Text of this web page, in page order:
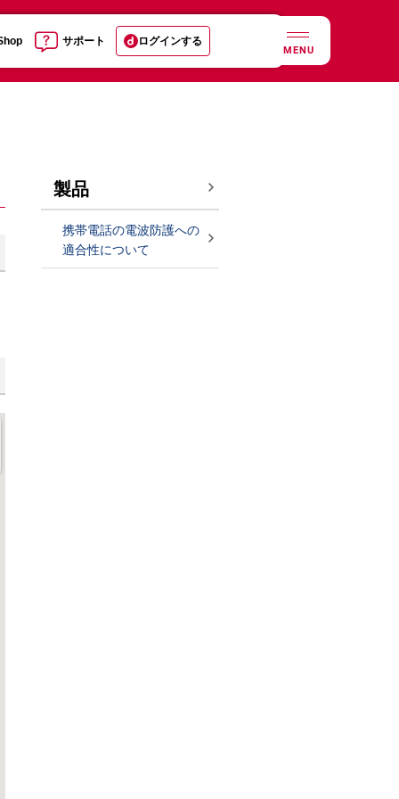
サポート ログインする
MENU
製品
携帯電話の電波防護への
適合性について